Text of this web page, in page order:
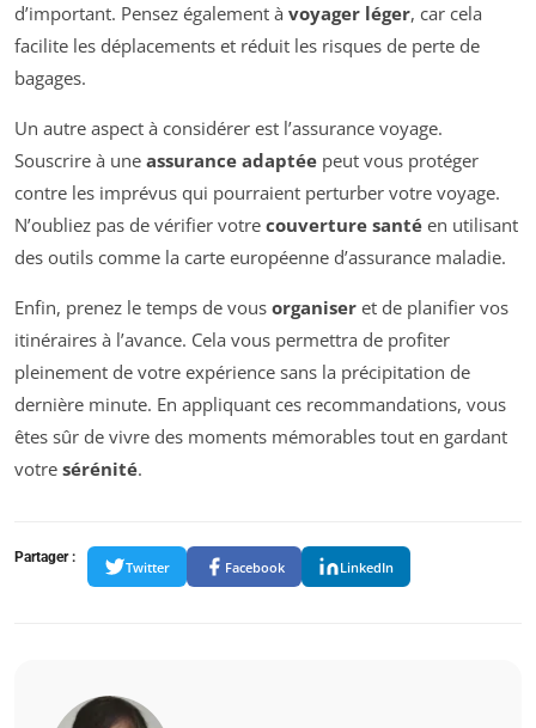
d’important. Pensez également à voyager léger, car cela
facilite les déplacements et réduit les risques de perte de
bagages.
Un autre aspect à considérer est l’assurance voyage.
Souscrire à une assurance adaptée peut vous protéger
contre les imprévus qui pourraient perturber votre voyage.
N’oubliez pas de vérifier votre couverture santé en utilisant
des outils comme la carte européenne d’assurance maladie.
Enfin, prenez le temps de vous organiser et de planifier vos
itinéraires à l’avance. Cela vous permettra de profiter
pleinement de votre expérience sans la précipitation de
dernière minute. En appliquant ces recommandations, vous
êtes sûr de vivre des moments mémorables tout en gardant
votre sérénité.
Partager :
Twitter Facebook LinkedIn